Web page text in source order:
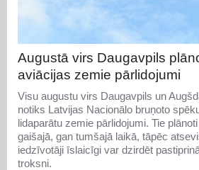
Augustā virs Daugavpils
aviācijas zemie pārlidojumi
Visu augustu virs Daugavpils un
notiks Latvijas Nacionālo bruņoto
lidaparātu zemie pārlidojumi. Tie
gaišajā, gan tumšajā laikā, tāpēc
iedzīvotāji īslaicīgi var dzirdēt
troksni.